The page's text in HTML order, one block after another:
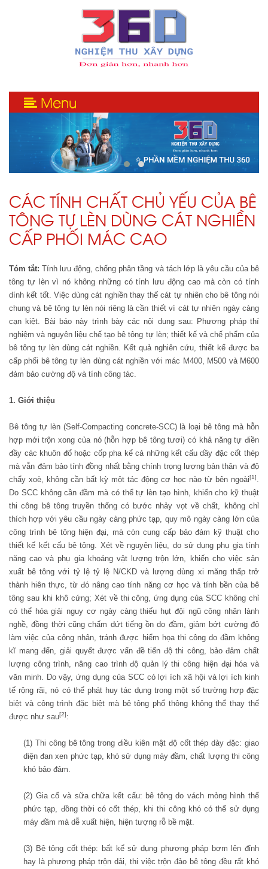
Menu
CÁC TÍNH CHẤT CHỦ YẾU CỦA BÊ
TÔNG TỰ LÈN DÙNG CÁT NGHIỀN
CẤP PHỐI MÁC CAO
Tóm tắt: Tính lưu động, chống phân tầng và tách lớp là yêu cầu của bê
tông tự lèn vì nó không những có tính lưu động cao mà còn có tính
dính kết tốt. Việc dùng cát nghiền thay thế cát tự nhiên cho bê tông nói
chung và bê tông tự lèn nói riêng là cần thiết vì cát tự nhiên ngày càng
cạn kiệt. Bài báo này trình bàycác nội dung sau: Phương pháp thí
nghiệm và nguyên liệu chế tạo bê tông tự lèn; thiết kế và chế phẩm của
bê tông tự lèn dùng cát nghiền. Kết quả nghiên cứu, thiết kế được ba
cấp phổi bê tông tự lèn dùng cát nghiền với mác M400, M500 và M600
đảm bảo cường độ và tính công tác.
1. Giới thiệu
Bê tông tự lèn (Self-Compacting concrete-SCC) là loại bê tông mà hỗn
hợp mới trộn xong của nó (hỗn hợp bê tông tươi) có khả năng tự điền
đầy các khuôn đổ hoặc cốp pha kể cả những kết cấu dầy đặc cốt thép
mà vẫn đảm bảo tính đồng nhất bằng chính trọng lượng bản thân và độ
chẩy xoè, không cần bất kỳ một tác động cơ học nào từ bên ngoài[1]
Do SCC không cần đầm mà có thể tự lèn tạo hình, khiến cho kỹ thuật
thi công bê tông truyền thống có bước nhảy vọt về chất, không chỉ
thích hợp với yêu cầu ngày càng phức tạp, quy mô ngày càng lớn của
công trình bê tông hiện đại, mà còn cung cấp bảo đảm kỹ thuật cho
thiết kế kết cấu bê tông. Xét về nguyên liệu, do sử dụng phụ gia tính
năng cao và phụ gia khoáng vật lượng trộn lớn, khiến cho việc sản
xuất bê tông với tỷ lệ tỷ lệ N/CKD và lượng dùng xi măng thấp trở
thành hiên thực, từ đó nâng cao tính năng cơ học và tính bền của bê
tông sau khi khô cứng; Xét về thi công, ứng dụng của SCC không chỉ
có thể hóa giải nguy cơ ngày càng thiếu hụt đội ngũ công nhân lành
nghề, đồng thời cũng chấm dứt tiếng ồn do đầm, giảm bớt cường độ
làm việc của công nhân, tránh được hiểm họa thi công do đầm không
kĩ mang đến, giải quyết được vấn đề tiến độ thi công, bảo đảm chất
lượng công trình, nâng cao trình độ quản lý thi công hiện đại hóa và
văn minh. Do vậy, ứng dụng của SCC có lợi ích xã hội và lợi ích kinh
tế rộng rãi, nó có thể phát huy tác dụng trong một số trường hợp đặc
biệt và công trình đặc biệt mà bê tông phổ thông không thể thay thế
được như sau[2]:
(1) Thi công bê tông trong điều kiên mật độ cốt thép dày đặc: giao
diện đan xen phức tạp, khó sử dụng máy đầm, chất lượng thi công
khó bảo đảm.
(2) Gia cố và sữa chữa kết cấu: bê tông do vách mỏng hình thể
phức tạp, đồng thời có cốt thép, khi thi công khó có thể sử dụng
máy đầm mà dễ xuất hiện, hiện tượng rỗ bề mặt.
(3) Bê tông cốt thép: bất kể sử dụng phương pháp bơm lên đỉnh
hay là phương pháp trộn dải, thi việc trộn đảo bê tông đều rất khó